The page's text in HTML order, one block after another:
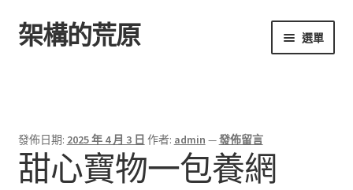
跳
至
跳
至
架構的荒原 選單
發佈日期: 2025 年 4 月 3 日 作者: admin —發佈留言
甜心寶物一包養網